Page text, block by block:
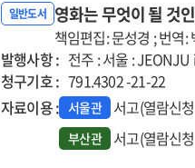
만난
네
편의
:
교실에서
만난
네
편의
영화
그
일반도서 영화는 무엇이 될 것
책임편집: 문성경 ; 번역:
발행사항 : 전주 : 서울 :
청구기호 : 791.4302 -21-22
자료이용 : 서울관 서고(열람신
부산관 서고(열람신